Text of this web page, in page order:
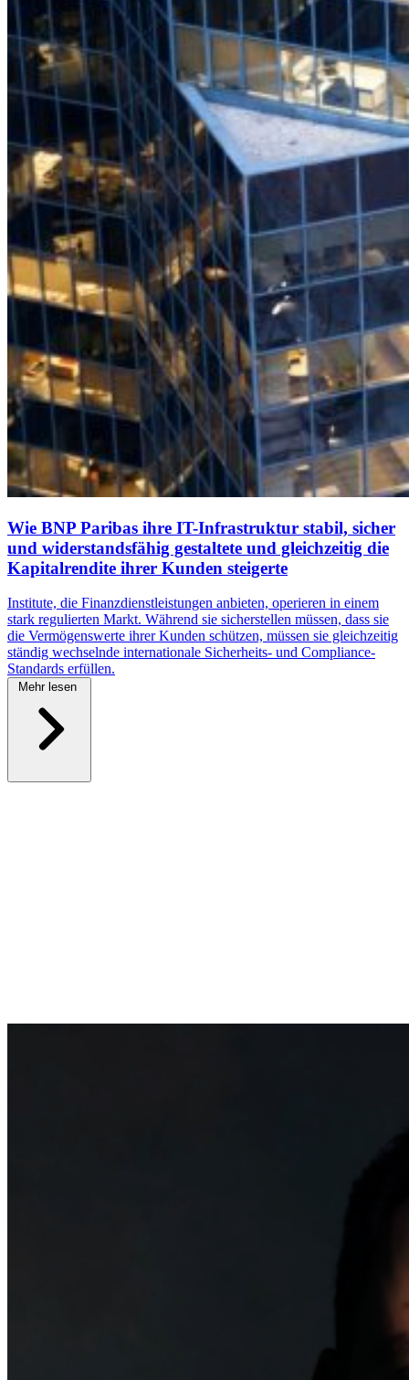
Wie BNP Paribas ihre IT-Infrastruktur stabil, sicher
und widerstandsfähig gestaltete und gleichzeitig die
Kapitalrendite ihrer Kunden steigerte
Institute, die Finanzdienstleistungen anbieten, operieren in einem
stark regulierten Markt. Während sie sicherstellen müssen, dass sie
die Vermögenswerte ihrer Kunden schützen, müssen sie gleichzeitig
ständig wechselnde internationale Sicherheits- und Compliance-
Standards erfüllen.
Mehr lesen